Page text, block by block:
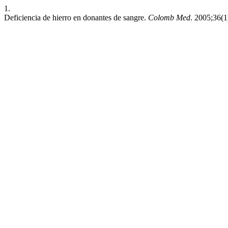
1.
Deficiencia de hierro en donantes de sangre. Colomb Med.